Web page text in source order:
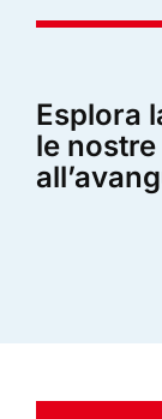
Esplora
le